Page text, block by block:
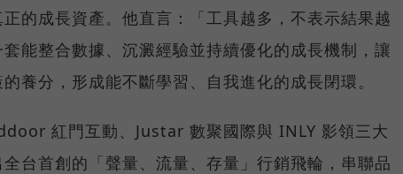
的成長資產。他直言：「工具越多，不表示結果越
能整合數據、沉澱經驗並持續優化的成長機制，讓
養分，形成能不斷學習、自我進化的成長閉環。
紅門互動、Justar 數聚國際與 INLY 影領三大
台首創的「聲量、流量、存量」行銷飛輪，串聯品